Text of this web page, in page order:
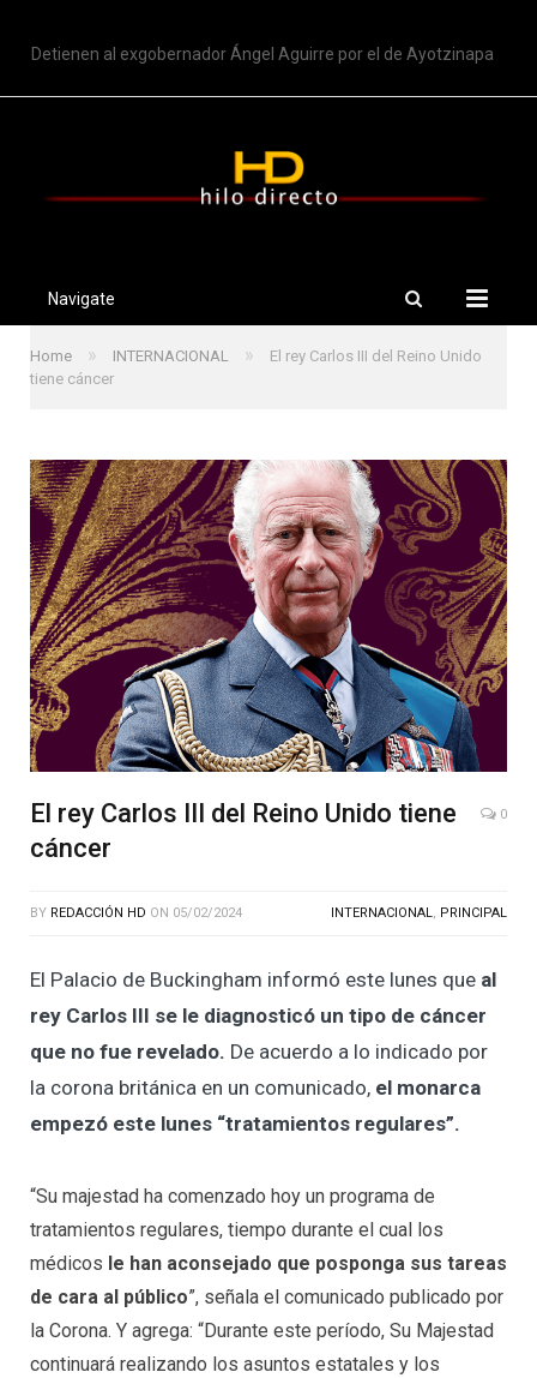
Detienen al exgobernador Ángel Aguirre por el de Ayotzinapa
Navigate
Home » INTERNACIONAL »
El rey Carlos III del Reino Unido
tiene cáncer
El rey Carlos III del Reino Unido tiene
cáncer
0
BY REDACCIÓN HD ON 05/02/2024 INTERNACIONAL, PRINCIPAL
El Palacio de Buckingham informó este lunes que al
rey Carlos III se le diagnosticó un tipo de cáncer
que no fue revelado. De acuerdo a lo indicado por
la corona británica en un comunicado, el monarca
empezó este lunes “tratamientos regulares”.
“Su majestad ha comenzado hoy un programa de
tratamientos regulares, tiempo durante el cual los
médicos le han aconsejado que posponga sus tareas
de cara al público”, señala el comunicado publicado por
la Corona. Y agrega: “Durante este período, Su Majestad
continuará realizando los asuntos estatales y los